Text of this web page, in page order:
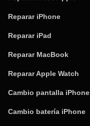
Reparar iPhone
Reparar iPad
Reparar MacBook
Reparar Apple Watch
Cambio pantalla iPhone
Cambio batería iPhone